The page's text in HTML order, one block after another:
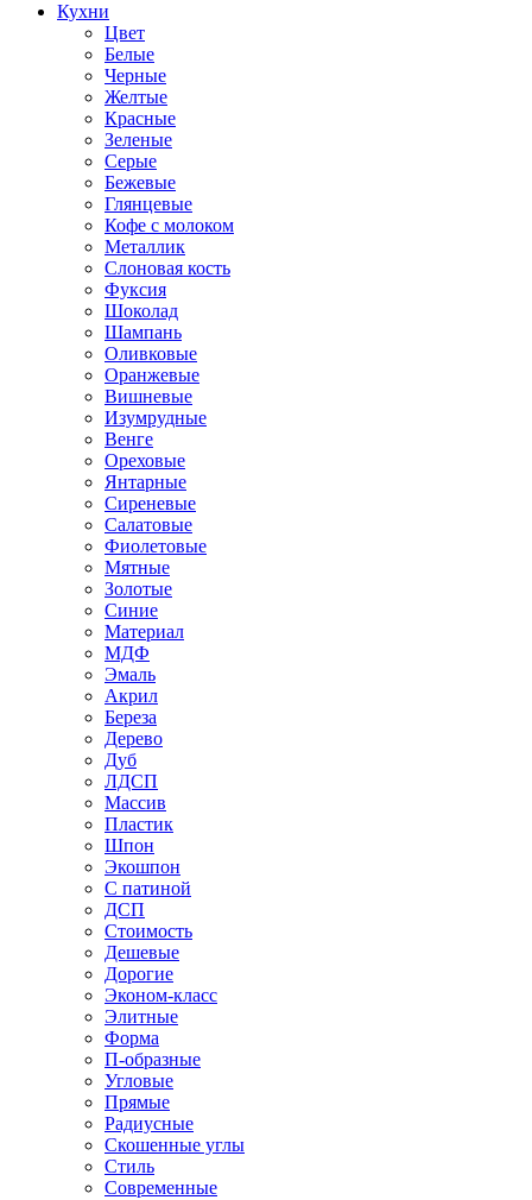
Кухни
Цвет
Белые
Черные
Желтые
Красные
Зеленые
Серые
Бежевые
Глянцевые
Кофе с молоком
Металлик
Слоновая кость
Фуксия
Шоколад
Шампань
Оливковые
Оранжевые
Вишневые
Изумрудные
Венге
Ореховые
Янтарные
Сиреневые
Салатовые
Фиолетовые
Мятные
Золотые
Синие
Материал
МДФ
Эмаль
Акрил
Береза
Дерево
Дуб
ЛДСП
Массив
Пластик
Шпон
Экошпон
С патиной
ДСП
Стоимость
Дешевые
Дорогие
Эконом-класс
Элитные
Форма
П-образные
Угловые
Прямые
Радиусные
Скошенные углы
Стиль
Современные